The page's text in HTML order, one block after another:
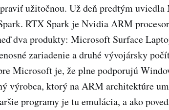
užitočnou. Už deň predtým
RTX Spark je Nvidia ARM
dva produkty: Microsoft Surface
zariadenie a druhé vývojársky
Microsoft je, že plne podporujú
výrobca, ktorý na ARM architektúre
programy je tu emulácia, a ako